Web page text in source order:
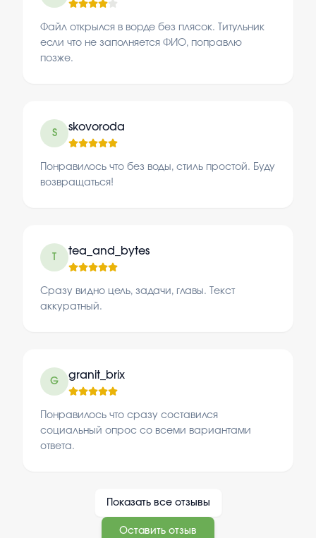
Файл открылся в ворде без плясок. Титульник
если что не заполняется ФИО, поправлю
позже.
S
skovoroda
Понравилось что без воды, стиль простой. Буду
возвращаться!
tea_and_bytes
Сразу видно цель, задачи, главы. Текст
аккуратный.
G
granit_brix
Понравилось что сразу составился
социальный опрос со всеми вариантами
ответа.
Показать все отзывы
Оставить отзыв